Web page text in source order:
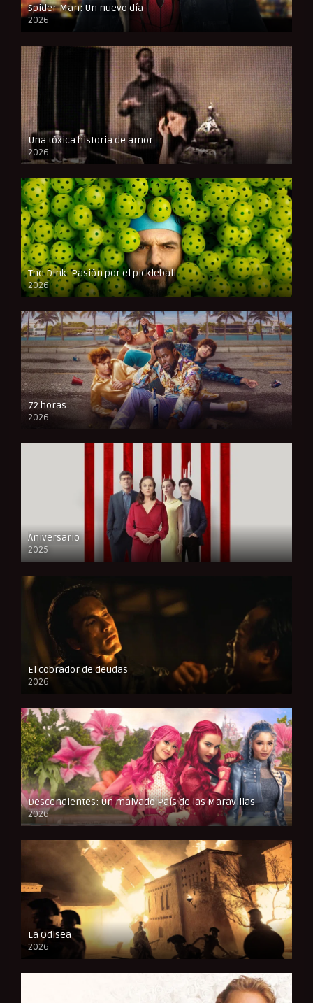
Spider-Man: Un nuevo día
2026
CAM
Una tóxica historia de amor
2026
FULL HD
The Dink: Pasión por el pickleball
2026
FULL HD
72 horas
2026
FULL HD
Aniversario
2025
FULL HD
El cobrador de deudas
2026
FULL HD
Descendientes: Un malvado País de las Maravillas
2026
FULL HD
La Odisea
2026
CAM